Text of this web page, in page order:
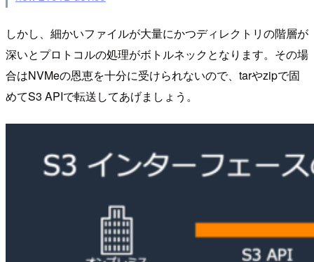
しかし、細かいファイルが大量にかつディレクトリの階層が
深いとプロトコルの処理がボトルネックとなります。その場
合はNVMeの恩恵を十分に受けられないので、tarやzipで固
めてS3 APIで転送してあげましょう。